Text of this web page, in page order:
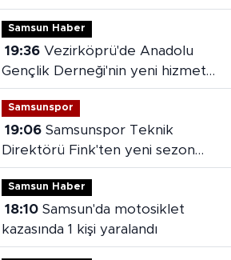
Samsun Haber
19:36Vezirköprü'de Anadolu
Gençlik Derneği'nin yeni hizmet
binası açıldı
Samsunspor
19:06Samsunspor Teknik
Direktörü Fink'ten yeni sezon
mesajı
Samsun Haber
18:10Samsun'da motosiklet
kazasında 1 kişi yaralandı